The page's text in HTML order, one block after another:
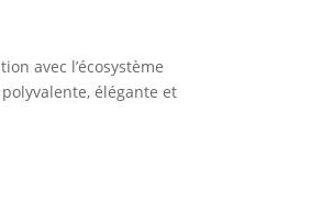
avec l’écosystème
élégante et